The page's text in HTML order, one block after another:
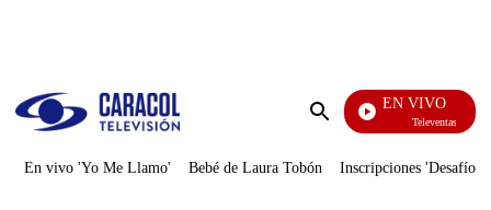
Enviar
EN VIVO
Televentas
En vivo 'Yo Me Llamo' Bebé de Laura Tobón Inscripciones 'Desafío'